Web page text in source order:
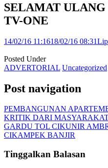
SELAMAT
TV-ONE
14/02/16 11:1618/02/16 08:31
Posted Under
ADVERTORIAL Uncategorized
Post navigation
PEMBANGUNAN
KRITIK DARI
GARDU TOL CIKUNIR
CIKAMPEK BANJIR
Tinggalkan Balasan